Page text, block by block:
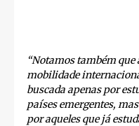
“Notamos também que
mobilidade
buscada apenas por
países emergentes,
por aqueles que já